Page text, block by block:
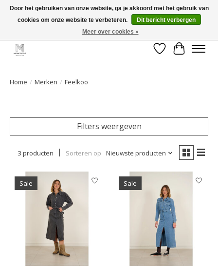
GRATIS verzending vanaf €50 voor BE - €75 voor NL - After pay mogelijk!
Verlanglijst
Home / Merken / Feelkoo
Filters weergeven
3 producten Sorteren op Nieuwste producten
Sale Sale
Door het gebruiken van onze website, ga je akkoord met het gebruik van
cookies om onze website te verbeteren.
Dit bericht verbergen
Meer over cookies »